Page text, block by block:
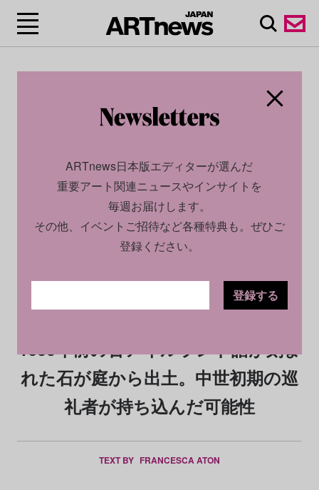
2024.05.09
1600年前の古アイルランド語が刻ま
れた石が庭から出土。中世初期の巡
礼者が持ち込んだ可能性
TEXT BY FRANCESCA ATON
ARTnews日本版エディターが選んだ
重要アート関連ニュースやインサイトを
毎週お届けします。
その他、イベントご招待など各種特典も。ぜひご
登録ください。
登録する